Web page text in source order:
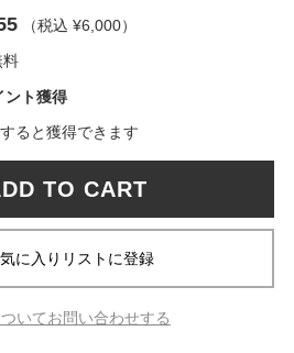
（税込 ¥6,000）
料
ント獲得
ると獲得できます
TO CART
いてお問い合わせする